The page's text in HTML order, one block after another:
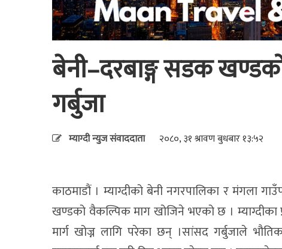
बेनी–दरबाङ्ग सडक
गर्बुजा
म्याग्दी न्युज संवाददाता २०८०, ३१ श्रावण बुधबार १३:५२
काठमाडौं । म्याग्दीको बेनी नगरपालिका र मंगला
खण्डको वैकल्पिक माग खोजिने भएको छ ।
मार्ग खोज्न लागि परेका छन् ।सांसद गर्बुजाले